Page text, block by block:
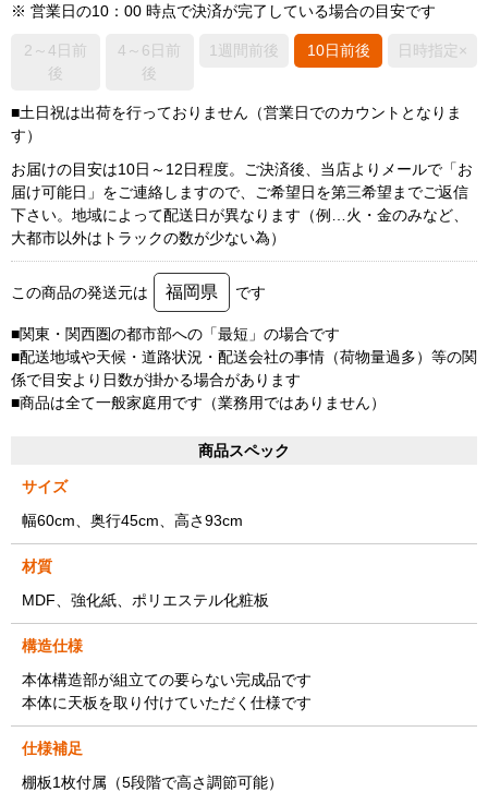
※ 営業日の10：00 時点で決済が完了している場合の目安です
2～4日前
後
4～6日前
後
1週間前後 10日前後 日時指定×
■土日祝は出荷を行っておりません（営業日でのカウントとなりま
す）
お届けの目安は10日～12日程度。ご決済後、当店よりメールで「お
届け可能日」をご連絡しますので、ご希望日を第三希望までご返信
下さい。地域によって配送日が異なります（例…火・金のみなど、
大都市以外はトラックの数が少ない為）
この商品の発送元は 福岡県 です
■関東・関西圏の都市部への「最短」の場合です
■配送地域や天候・道路状況・配送会社の事情（荷物量過多）等の関
係で目安より日数が掛かる場合があります
■商品は全て一般家庭用です（業務用ではありません）
商品スペック
サイズ
幅60cm、奥行45cm、高さ93cm
材質
MDF、強化紙、ポリエステル化粧板
構造仕様
本体構造部が組立ての要らない完成品です
本体に天板を取り付けていただく仕様です
仕様補足
棚板1枚付属（5段階で高さ調節可能）